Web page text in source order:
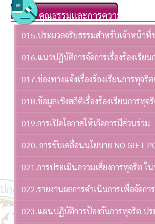
คุณธรรมและการความโปร่งใส
015.ประมวลจริยธรรมสำหรับเจ้าหน้าที่
016.แนวปฏิบัติการจัดการเรื่องร้องเรี
017.ช่องทางแจ้งเรื่องร้องเรียนการทุจ
018.ข้อมูลเชิงสถิติเรื่องร้องเรียนการ
019.การเปิดโอกาสให้เกิดการมีส่วนร่วม
020. การขับเคลื่อนนโยบาย NO GIFT
021.การประเมินความเสี่ยงการทุจริต ใ
022.รายงานผลการดำเนินการเพื่อจัดก
023.แผนปฏิบัติการป้องกันการทุจริต ปร